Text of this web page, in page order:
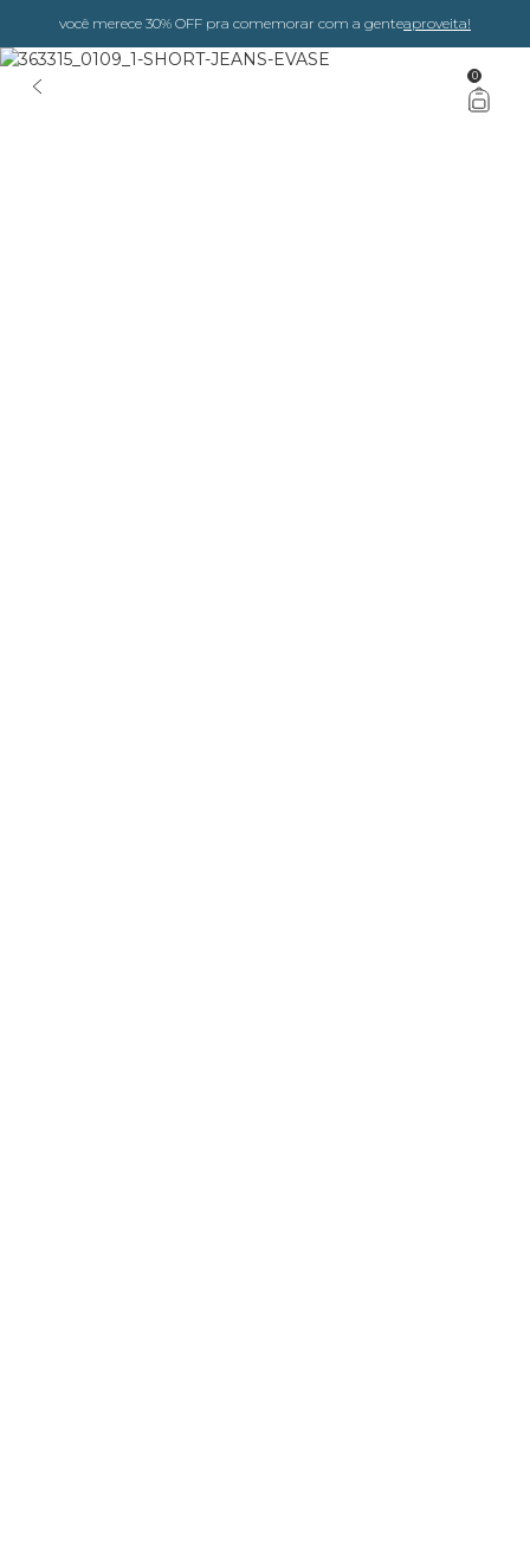
você merece 30% OFF pra comemorar com a genteaproveita!
0